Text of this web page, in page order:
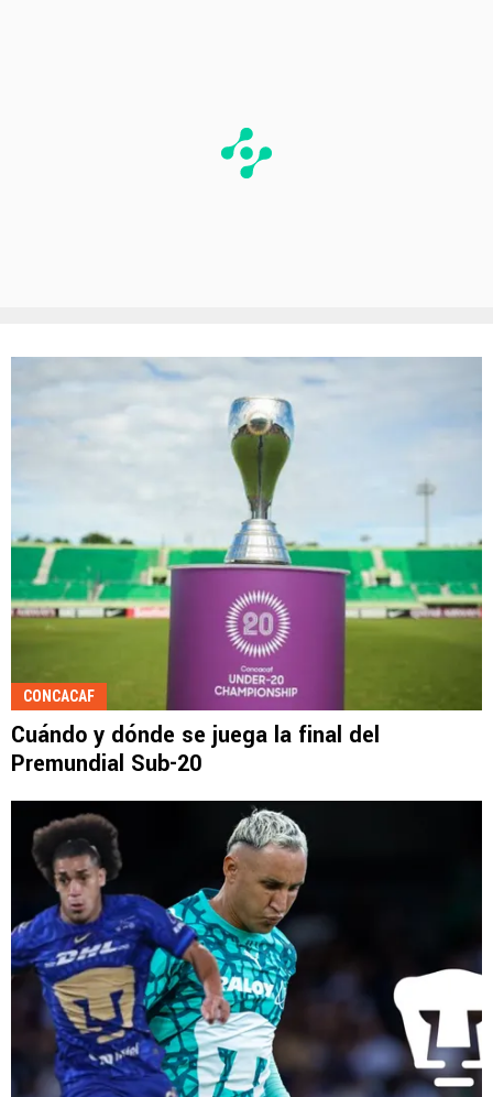
CONCACAF
Cuándo y dónde se juega la final del
Premundial Sub-20